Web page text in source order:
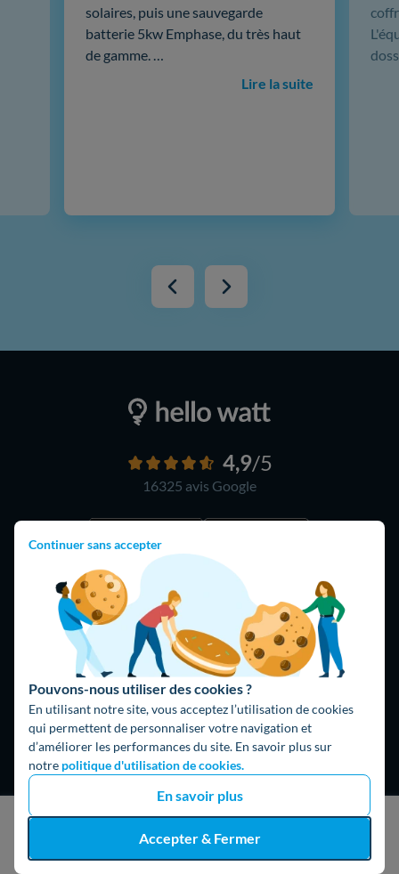
Continuer sans accepter
Pouvons-nous utiliser des cookies ?
En utilisant notre site, vous acceptez l’utilisation de cookies
qui permettent de personnaliser votre navigation et
d’améliorer les performances du site. En savoir plus sur
notre politique d'utilisation de cookies.
En savoir plus
Accepter & Fermer
J'obtiens un devis gratuit
solaires, puis une sauvegarde
batterie 5kw Emphase, du très haut
de gamme. …
Lire la suite
4,9/5
16325 avis Google
Hello What ?
Blog
L'équipe de rédaction
Hello Watt Espagne